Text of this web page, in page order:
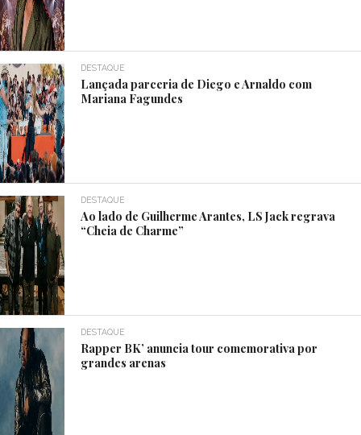
DESTAQUE
Lançada parceria de Diego e Arnaldo com
Mariana Fagundes
DESTAQUE
Ao lado de Guilherme Arantes, LS Jack regrava
“Cheia de Charme”
DESTAQUE
Rapper BK’ anuncia tour comemorativa por
grandes arenas